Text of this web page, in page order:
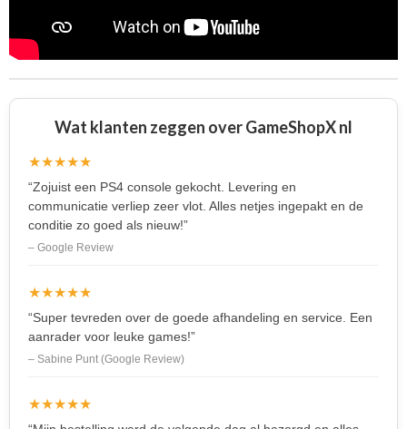
Wat klanten zeggen over GameShopX nl
★★★★★
“Zojuist een PS4 console gekocht. Levering en
communicatie verliep zeer vlot. Alles netjes ingepakt en de
conditie zo goed als nieuw!”
– Google Review
★★★★★
“Super tevreden over de goede afhandeling en service. Een
aanrader voor leuke games!”
– Sabine Punt (Google Review)
★★★★★